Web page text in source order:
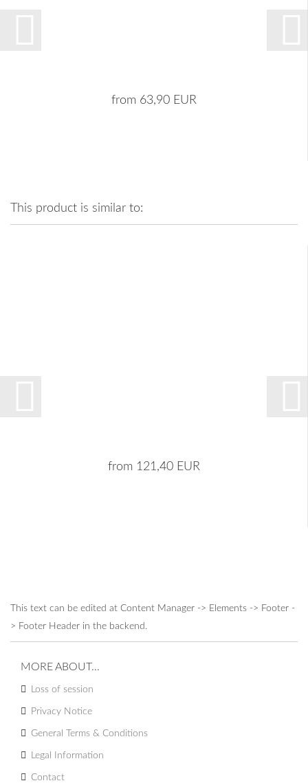
from 63,90 EUR
This product is similar to:
from 121,40 EUR
This text can be edited at Content Manager -> Elements -> Footer -
> Footer Header in the backend.
MORE ABOUT...
Loss of session
Privacy Notice
General Terms & Conditions
Legal Information
Contact